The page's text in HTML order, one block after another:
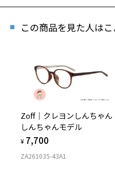
この商品を見た人は
Zoff｜クレヨンしんちゃん
しんちゃんモデル
¥ 7,700
ZA261035-43A1